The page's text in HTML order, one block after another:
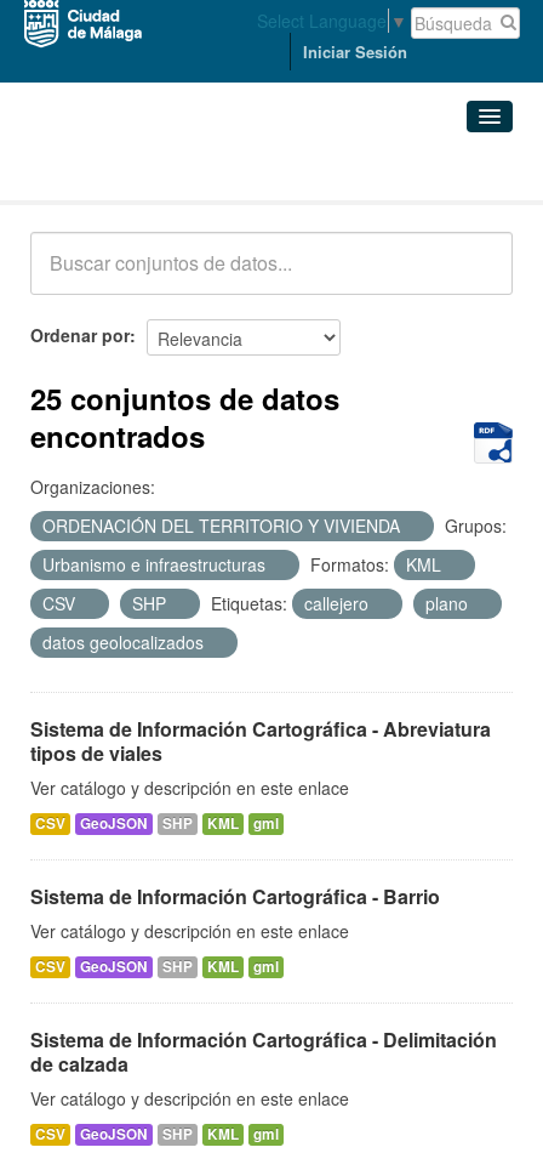
Select Language ▼
Iniciar Sesión
Acerca de
Ordenar por
25 conjuntos de datos
encontrados
Organizaciones:
ORDENACIÓN DEL TERRITORIO Y VIVIENDA
Grupos:
Urbanismo e infraestructuras
Formatos:
KML
CSV
SHP Etiquetas: callejero
plano
datos geolocalizados
Sistema de Información Cartográfica - Abreviatura
tipos de viales
Ver catálogo y descripción en este enlace
CSV GeoJSON SHP KML gml
Sistema de Información Cartográfica - Barrio
Ver catálogo y descripción en este enlace
CSV GeoJSON SHP KML gml
Sistema de Información Cartográfica - Delimitación
de calzada
Ver catálogo y descripción en este enlace
CSV GeoJSON SHP KML gml